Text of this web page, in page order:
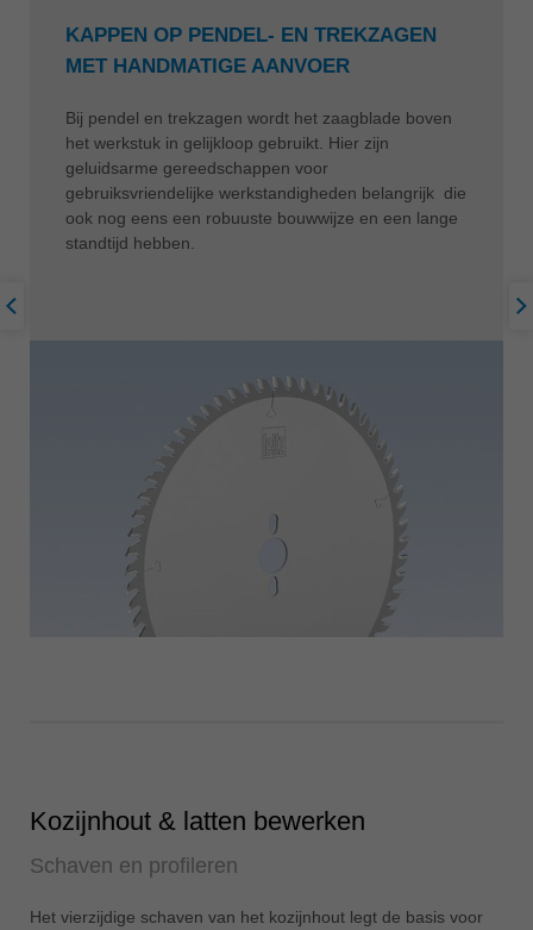
KAPPEN OP PENDEL- EN TREKZAGEN
MET HANDMATIGE AANVOER
Bij pendel en trekzagen wordt het zaagblade boven
het werkstuk in gelijkloop gebruikt. Hier zijn
geluidsarme gereedschappen voor
gebruiksvriendelijke werkstandigheden belangrijk die
ook nog eens een robuuste bouwwijze en een lange
standtijd hebben.
Kozijnhout & latten bewerken
Schaven en profileren
Het vierzijdige schaven van het kozijnhout legt de basis voor